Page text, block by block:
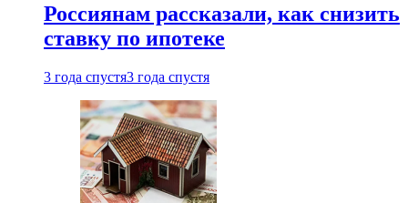
Россиянам рассказали, как снизить
ставку по ипотеке
3 года спустя3 года спустя